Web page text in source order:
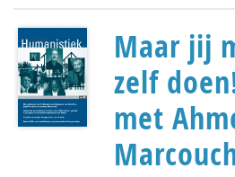
Maar jij
zelf
met